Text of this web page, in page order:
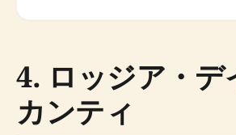
4. ロッジア・デ
カンティ